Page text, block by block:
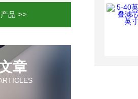
全系列不锈钢烛式过滤机 过滤机/器
品 >>
章